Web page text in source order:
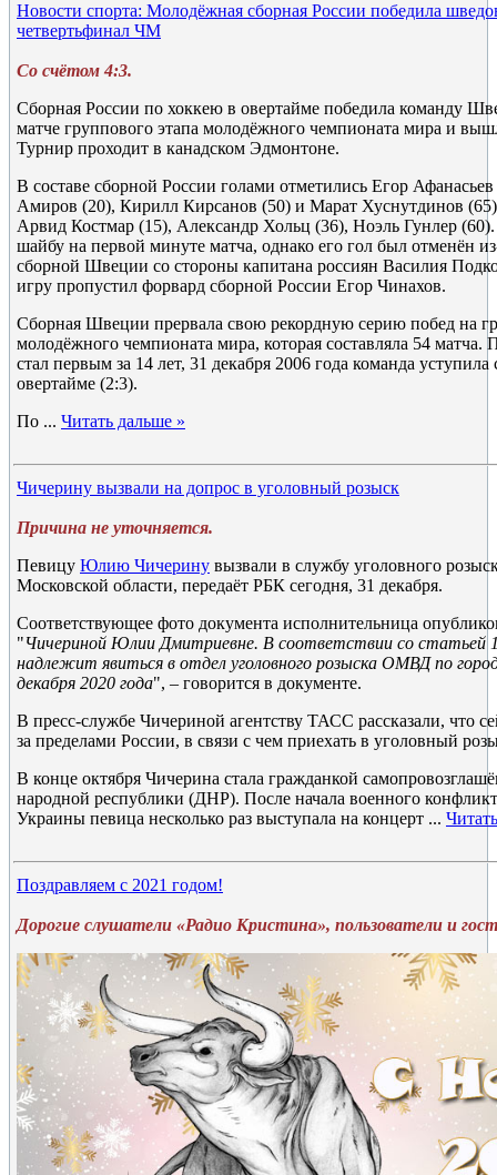
Новости спорта: Молодёжная сборная России победила
четвертьфинал ЧМ
Со счётом 4:3.
Сборная России по хоккею в овертайме победила команду
матче группового этапа молодёжного чемпионата мира и
Турнир проходит в канадском Эдмонтоне.
В составе сборной России голами отметились Егор
Амиров (20), Кирилл Кирсанов (50) и Марат Хуснутдинов
Арвид Костмар (15), Александр Хольц (36), Ноэль Гунлер
шайбу на первой минуте матча, однако его гол был отменён
сборной Швеции со стороны капитана россиян Василия
игру пропустил форвард сборной России Егор Чинахов.
Сборная Швеции прервала свою рекордную серию побед на
молодёжного чемпионата мира, которая составляла 54
стал первым за 14 лет, 31 декабря 2006 года команда
овертайме (2:3).
По ... Читать дальше »
Чичерину вызвали на допрос в уголовный розыск
Причина не уточняется.
Певицу Юлию Чичерину вызвали в службу уголовного
Московской области, передаёт РБК сегодня, 31 декабря.
Соответствующее фото документа исполнительница
"Чичериной Юлии Дмитриевне. В соответствии со
надлежит явиться в отдел уголовного розыска ОМВД по
декабря 2020 года", – говорится в документе.
В пресс-службе Чичериной агентству ТАСС рассказали, что
за пределами России, в связи с чем приехать в уголовный
В конце октября Чичерина стала гражданкой
народной республики (ДНР). После начала военного
Украины певица несколько раз выступала на концерт ...
Поздравляем с 2021 годом!
Дорогие слушатели «Радио Кристина», пользователи и